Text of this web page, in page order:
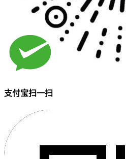
支付宝扫一扫